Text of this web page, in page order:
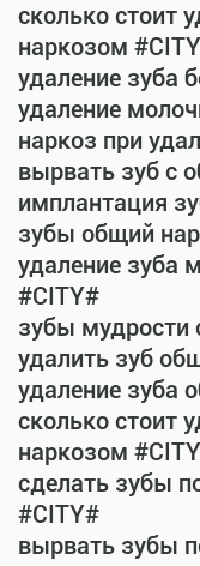
сколько стоит
наркозом
удаление зуба
удаление
наркоз при
вырвать зуб с
имплантация
зубы общий
удаление зуба
#CITY#
зубы мудрости
удалить зуб
удаление зуба
сколько стоит
наркозом
сделать зубы
#CITY#
вырвать зубы